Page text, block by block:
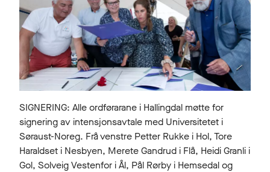
SIGNERING: Alle ordførarane i Hallingdal møtte for
signering av intensjonsavtale med Universitetet i
Søraust-Noreg. Frå venstre Petter Rukke i Hol, Tore
Haraldset i Nesbyen, Merete Gandrud i Flå, Heidi Granli i
Gol, Solveig Vestenfor i Ål, Pål Rørby i Hemsedal og